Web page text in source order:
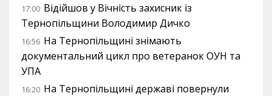
17:00 Відійшов у Вічність захисник із
Тернопільщини Володимир Дичко
16:56 На Тернопільщині знімають
документальний цикл про ветеранок ОУН та
УПА
16:20 На Тернопільщині державі повернули